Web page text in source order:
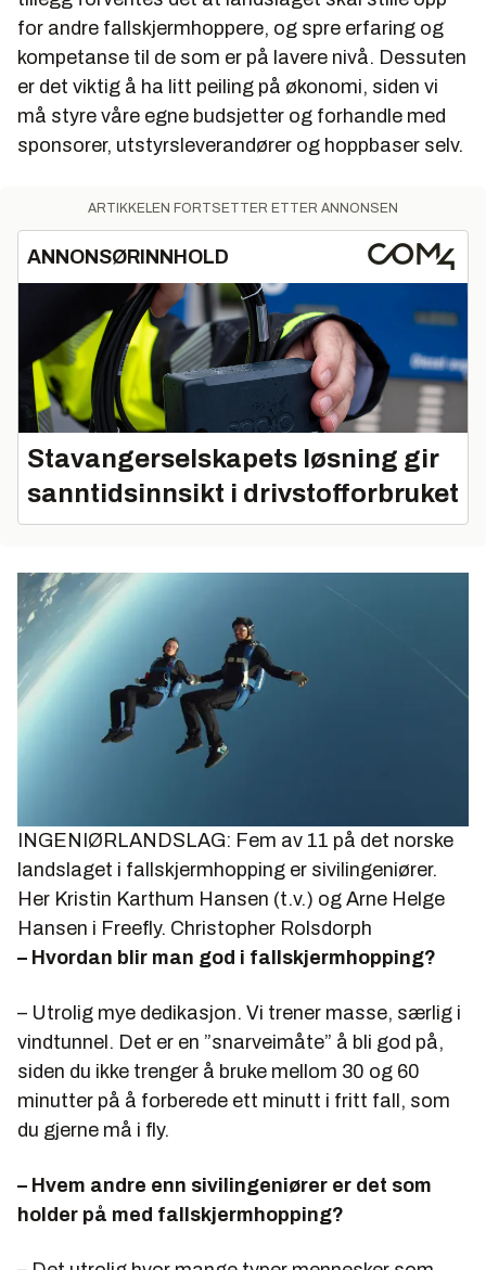
for andre fallskjermhoppere, og spre erfaring og
kompetanse til de som er på lavere nivå. Dessuten
er det viktig å ha litt peiling på økonomi, siden vi
må styre våre egne budsjetter og forhandle med
sponsorer, utstyrsleverandører og hoppbaser selv.
ARTIKKELEN FORTSETTER ETTER ANNONSEN
ANNONSØRINNHOLD
Stavangerselskapets løsning gir
sanntidsinnsikt i drivstofforbruket
INGENIØRLANDSLAG: Fem av 11 på det norske
landslaget i fallskjermhopping er sivilingeniører.
Her Kristin Karthum Hansen (t.v.) og Arne Helge
Hansen i Freefly. Christopher Rolsdorph
– Hvordan blir man god i fallskjermhopping?
– Utrolig mye dedikasjon. Vi trener masse, særlig i
vindtunnel. Det er en ”snarveimåte” å bli god på,
siden du ikke trenger å bruke mellom 30 og 60
minutter på å forberede ett minutt i fritt fall, som
du gjerne må i fly.
– Hvem andre enn sivilingeniører er det som
holder på med fallskjermhopping?